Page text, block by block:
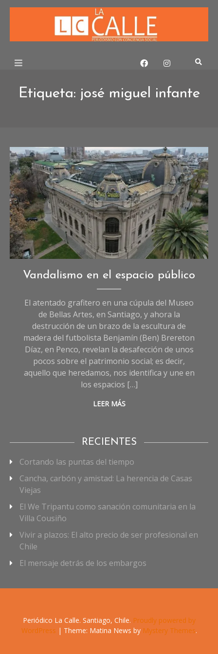
Skip
Etiqueta: josé miguel infante
Crédito: Gobierno de Santiago.
Opinión
Vandalismo en el espacio público
El atentado grafitero en una cúpula del Museo
de Bellas Artes, en Santiago, y ahora la
destrucción de un brazo de la escultura de
madera del futbolista Benjamín (Ben) Brereton
Díaz, en Penco, revelan la desafección de unos
pocos sobre el patrimonio social; es decir,
aquello que heredamos, nos identifica y une en
los espacios […]
LEER MÁS
RECIENTES
Cortando las puntas del tiempo
Cancha, carbón y amistad: La herencia de Casas
Viejas
El We Tripantu como sanación comunitaria en la
Villa Cousiño
Vivir a plazos: El alto precio de ser profesional en
Chile
El mensaje detrás de los embargos
Periódico La Calle. Santiago, Chile. Proudly powered by
WordPress | Theme: Matina News by Mystery Themes.